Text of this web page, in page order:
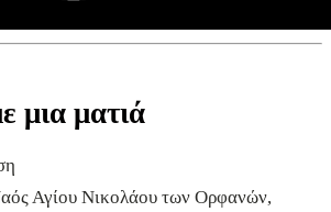
μια ματιά
Αγίου Νικολάου των Ορφανών,